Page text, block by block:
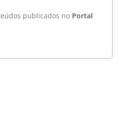
publicados no Portal